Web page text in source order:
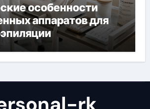
особенности
аппаратов для